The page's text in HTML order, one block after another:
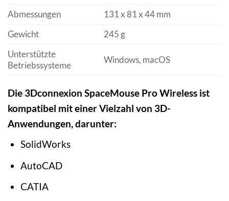
Abmessungen
131 x 81 x 44 mm
Gewicht
245 g
Unterstützte
Betriebssysteme
Windows, macOS
Die 3Dconnexion SpaceMouse Pro Wireless ist
kompatibel mit einer Vielzahl von 3D-
Anwendungen, darunter:
SolidWorks
AutoCAD
CATIA